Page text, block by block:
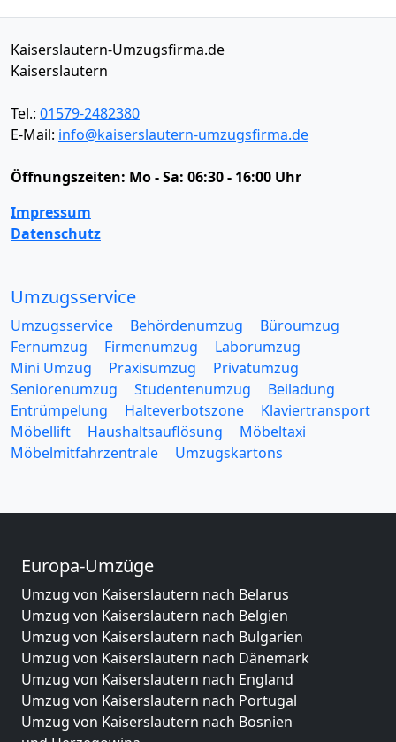
Kaiserslautern-Umzugsfirma.de
Kaiserslautern
Tel.: 01579-2482380
E-Mail: info@kaiserslautern-umzugsfirma.de
Öffnungszeiten: Mo - Sa: 06:30 - 16:00 Uhr
Impressum
Datenschutz
Umzugsservice
Umzugsservice Behördenumzug
Büroumzug
Fernumzug
Firmenumzug
Laborumzug
Mini Umzug
Praxisumzug
Privatumzug
Seniorenumzug
Studentenumzug
Beiladung
Entrümpelung
Halteverbotszone
Klaviertransport
Möbellift
Haushaltsauflösung
Möbeltaxi
Möbelmitfahrzentrale
Umzugskartons
Europa-Umzüge
Umzug von Kaiserslautern nach Belarus
Umzug von Kaiserslautern nach Belgien
Umzug von Kaiserslautern nach Bulgarien
Umzug von Kaiserslautern nach Dänemark
Umzug von Kaiserslautern nach England
Umzug von Kaiserslautern nach Portugal
Umzug von Kaiserslautern nach Bosnien